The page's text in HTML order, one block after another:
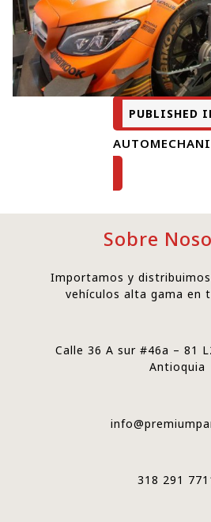
PUBLISHED
Sobre
Importamos y
vehículos alta gama en
Calle 36 A sur #46a – 81
Antioquia
318 291